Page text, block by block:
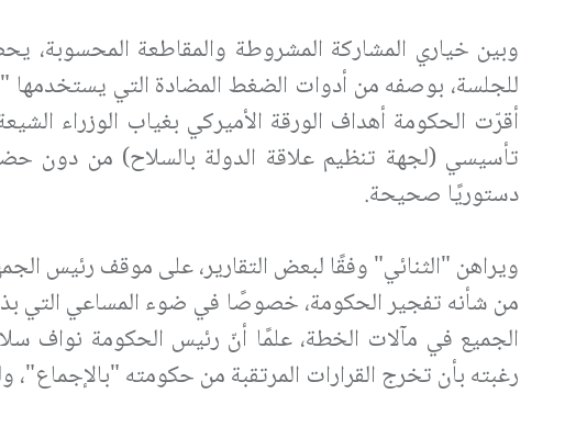
وبين خياري المشاركة المشروطة والمقاطعة المحسوبة،
للجلسة، بوصفه من أدوات الضغط المضادة التي يستخدمها
أقرّت الحكومة أهداف الورقة الأميركي بغياب الوزراء
تأسيسي (لجهة تنظيم علاقة الدولة بالسلاح) من دون
دستوريًا صحيحة.
ويراهن "الثنائي" وفقًا لبعض التقارير، على موقف رئيس
من شأنه تفجير الحكومة، خصوصًا في ضوء المساعي التي
الجميع في مآلات الخطة، علمًا أنّ رئيس الحكومة نواف
رغبته بأن تخرج القرارات المرتقبة من حكومته